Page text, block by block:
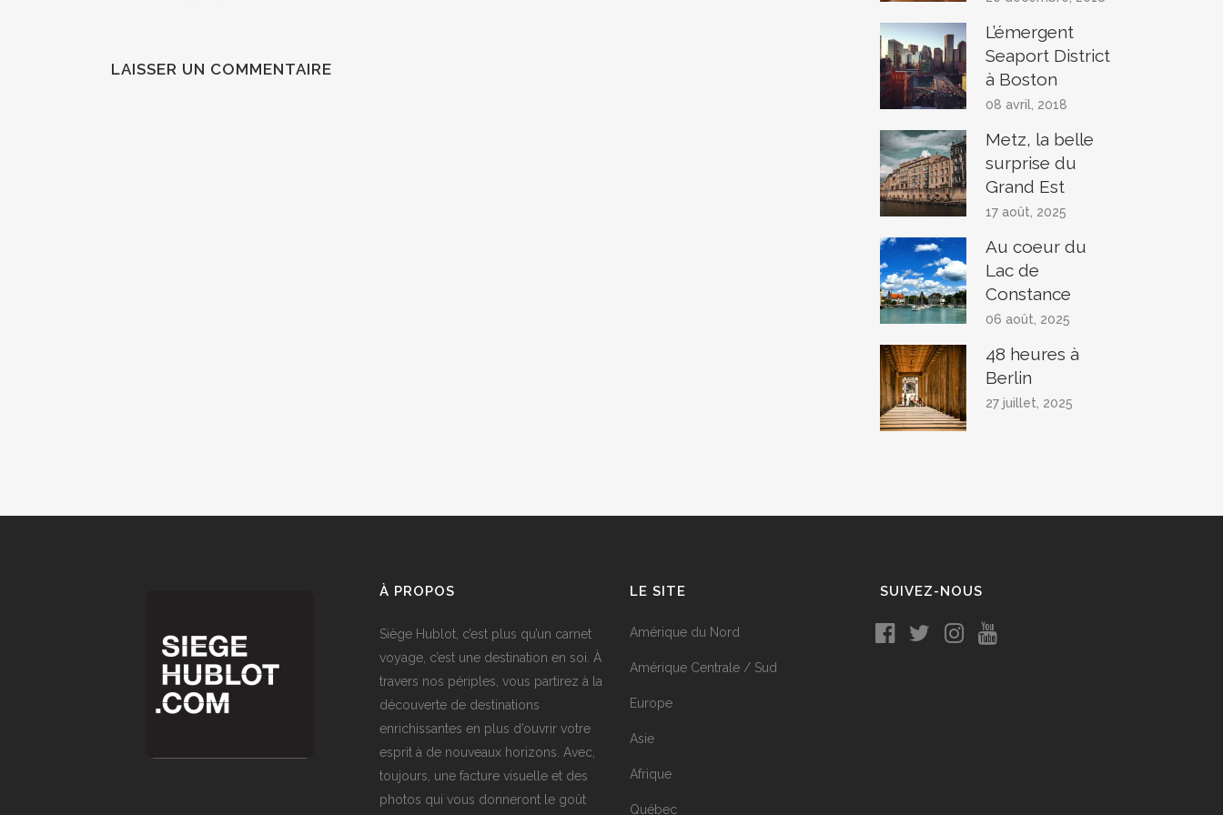
LAISSER UN COMMENTAIRE
L’émergent
Seaport District
à Boston
08 avril, 2018
Metz, la belle
surprise du
Grand Est
17 août, 2025
Au coeur du
Lac de
Constance
06 août, 2025
48 heures à
Berlin
27 juillet, 2025
À PROPOS
Siège Hublot, c’est plus qu’un carnet
voyage, c’est une destination en soi. À
travers nos périples, vous partirez à la
découverte de destinations
enrichissantes en plus d’ouvrir votre
esprit à de nouveaux horizons. Avec,
toujours, une facture visuelle et des
photos qui vous donneront le goût
LE SITE
Amérique du Nord
Amérique Centrale / Sud
Europe
Asie
Afrique
Québec
SUIVEZ-NOUS